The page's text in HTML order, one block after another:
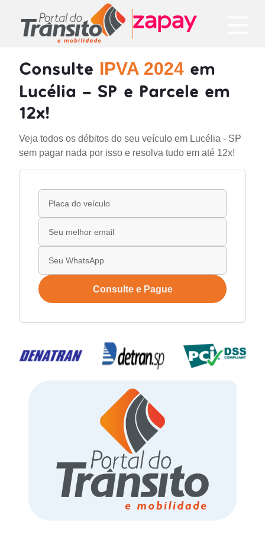
Consulte IPVA 2024 em
Lucélia - SP e Parcele em
12x!
Veja todos os débitos do seu veículo em Lucélia - SP
sem pagar nada por isso e resolva tudo em até 12x!
Consulte e Pague